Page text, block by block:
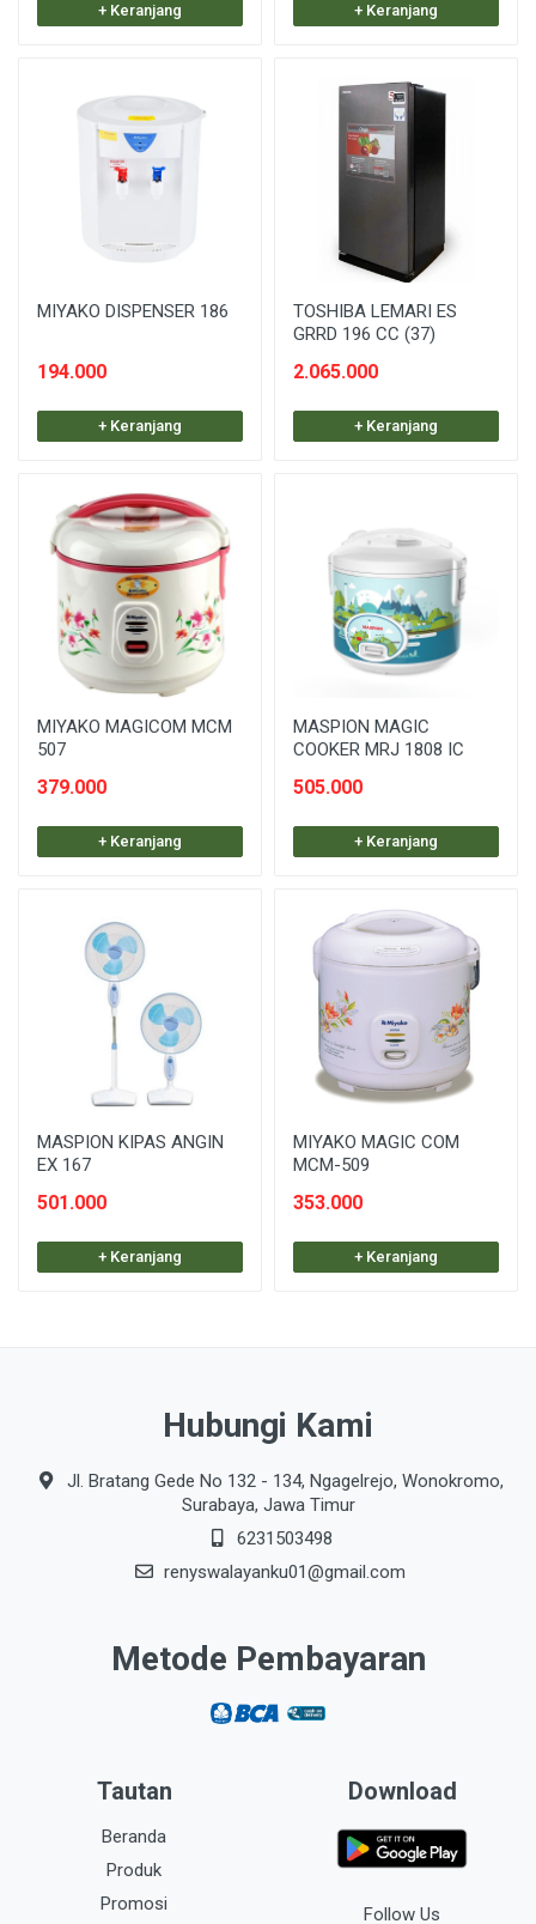
+ Keranjang + Keranjang
MIYAKO DISPENSER 186
194.000
+ Keranjang
TOSHIBA LEMARI ES
GRRD 196 CC (37)
2.065.000
+ Keranjang
MIYAKO MAGICOM MCM
507
379.000
+ Keranjang
MASPION MAGIC
COOKER MRJ 1808 IC
505.000
+ Keranjang
MASPION KIPAS ANGIN
EX 167
501.000
+ Keranjang
MIYAKO MAGIC COM
MCM-509
353.000
+ Keranjang
Hubungi Kami
Jl. Bratang Gede No 132 - 134, Ngagelrejo, Wonokromo,
Surabaya, Jawa Timur
6231503498
renyswalayanku01@gmail.com
Metode Pembayaran
Tautan
Beranda
Produk
Promosi
Download
Follow Us